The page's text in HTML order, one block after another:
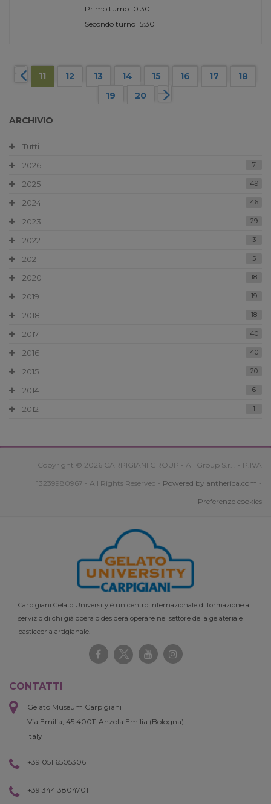
Primo turno 10:30
Secondo turno 15:30
11 12 13 14 15 16 17
18
19
20
ARCHIVIO
Tutti
2026
7
2025 49
2024 46
2023 29
2022 3
2021 5
2020 18
2019 19
2018 18
2017 40
2016 40
2015 20
2014 6
2012 1
Copyright © 2026 CARPIGIANI GROUP - Ali Group S.r.l. - P.IVA
13239980967 - All Rights Reserved - Powered by antherica.com -
Preferenze cookies
Carpigiani Gelato University è un centro internazionale di formazione al
servizio di chi già opera o desidera operare nel settore della gelateria e
pasticceria artigianale.
CONTATTI
Gelato Museum Carpigiani
Via Emilia, 45 40011 Anzola Emilia (Bologna)
Italy
+39 051 6505306
+39 344 3804701